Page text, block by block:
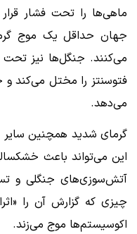
می‌کنند. جنگل‌ها نیز تحت
فتوسنتز را مختل می‌کند
می‌دهد.
گرمای شدید همچنین
این می‌تواند باعث
آتش‌سوزی‌های جنگلی و
چیزی که گزارش آن را
اکوسیستم‌ها موج می‌زند.